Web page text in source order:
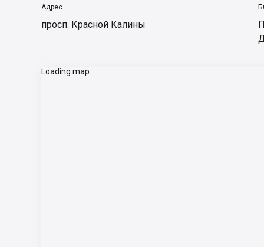
Адрес
просп. Красной Калины
Loading map...